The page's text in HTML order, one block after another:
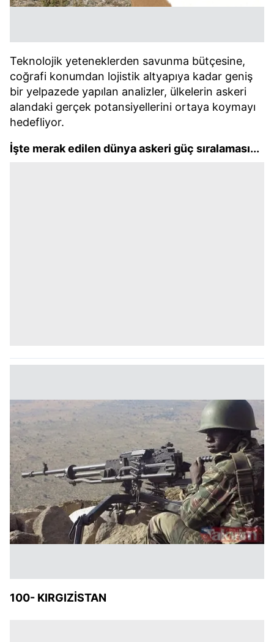
Teknolojik yeteneklerden savunma bütçesine,
coğrafi konumdan lojistik altyapıya kadar geniş
bir yelpazede yapılan analizler, ülkelerin askeri
alandaki gerçek potansiyellerini ortaya koymayı
hedefliyor.
İşte merak edilen dünya askeri güç sıralaması...
100- KIRGIZİSTAN